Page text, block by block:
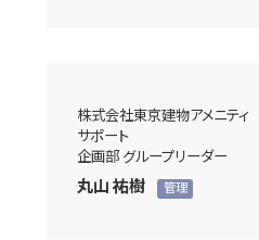
株式会社東京建物アメニティ
サポート
企画部 グループリーダー
丸山 祐樹 管理